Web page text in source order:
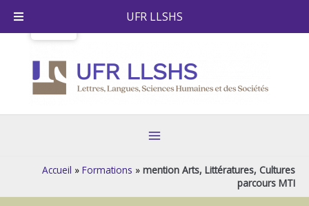
Menu
Accueil » Formations » mention Arts, Littératures, Cultures
parcours MTI
UFR LLSHS